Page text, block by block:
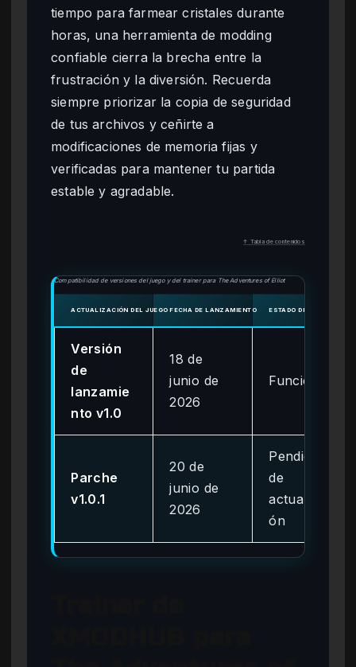
tiempo para farmear cristales durante
horas, una herramienta de modding
confiable cierra la brecha entre la
frustración y la diversión. Recuerda
siempre priorizar la copia de seguridad
de tus archivos y ceñirte a
modificaciones de memoria fijas y
verificadas para mantener tu partida
estable y agradable.
↑ Tabla de contenidos
Compatibilidad de versiones del juego y del trainer para The Adventures of Elliot
ACTUALIZACIÓN DEL JUEGO FECHA DE LANZAMIENTO ESTADO DEL TRAINER
Versión
de
lanzamie
nto v1.0
18 de
junio de
2026
Funcional
Parche
v1.0.1
20 de
junio de
2026
Pendiente
de
actualizaci
ón